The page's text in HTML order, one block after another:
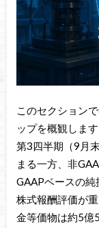
このセクション
ップを概観しま
第3四半期（9月
まる一方、非
GAAPベースの
株式報酬評価が
金等価物は約5億